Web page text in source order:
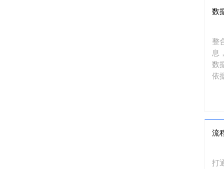
数
整
息
数
依
流
打